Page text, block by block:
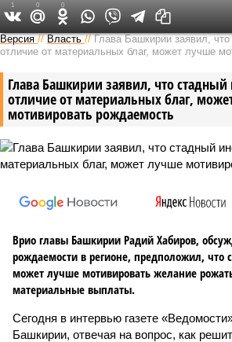
Версия в Башкирии
Версия //Власть //Глава Башкирии заявил,
отличие от материальных благ, может лучше
Глава Башкирии заявил, что стадный
отличие от материальных благ,
мотивировать рождаемость
Врио главы Башкирии Радий Хабиров,
рождаемости в регионе, предположил, что
может лучше мотивировать желание
материальные выплаты.
Сегодня в интервью газете
Башкирии, отвечая на вопрос, как
1 0 0